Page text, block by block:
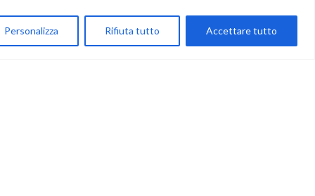
Personalizza Rifiuta tutto Accettare tutto
Account
Carrello